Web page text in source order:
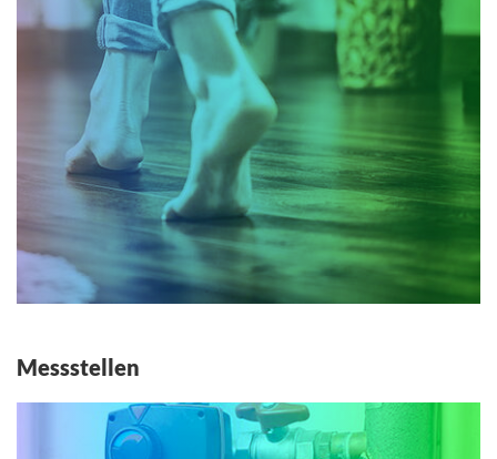
Messstellen